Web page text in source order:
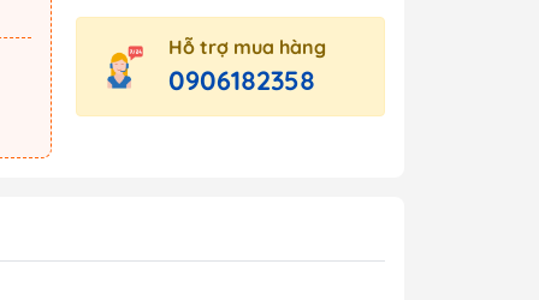
Hỗ trợ mua hàng
0906182358